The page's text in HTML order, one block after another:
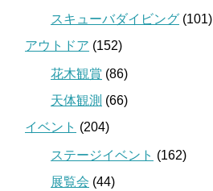
スキューバダイビング (101)
アウトドア (152)
花木観賞 (86)
天体観測 (66)
イベント (204)
ステージイベント (162)
展覧会 (44)